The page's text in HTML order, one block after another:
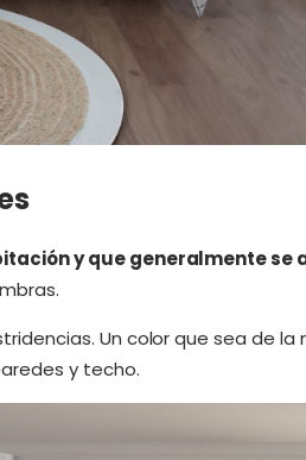
y que generalmente se
Un color que sea de
y techo.